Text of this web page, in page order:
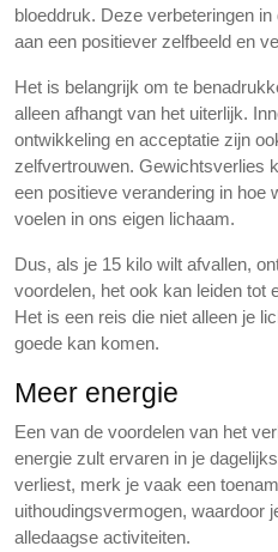
bloeddruk. Deze verbeteringen
aan een positiever zelfbeeld en
Het is belangrijk om te
alleen afhangt van het uiterlijk.
ontwikkeling en acceptatie zijn
zelfvertrouwen. Gewichtsverlies
een positieve verandering in hoe
voelen in ons eigen lichaam.
Dus, als je 15 kilo wilt afvallen,
voordelen, het ook kan leiden tot
Het is een reis die niet alleen je
goede kan komen.
Meer energie
Een van de voordelen van het
energie zult ervaren in je
verliest, merk je vaak een
uithoudingsvermogen, waardoor
alledaagse activiteiten.